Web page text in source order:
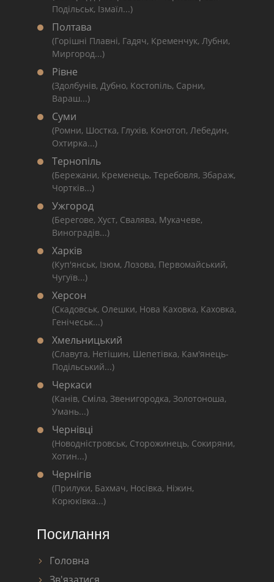
Подільськ, Ізмаїл...)
Полтава
(Горішні Плавні, Гадяч, Кременчук, Лубни,
Миргород...)
Рівне
(Здолбунів, Дубно, Костопіль, Сарни,
Вараш...)
Суми
(Ромни, Шостка, Глухів, Конотоп, Лебедин,
Охтирка...)
Тернопіль
(Бережани, Кременець, Теребовля, Збараж,
Чортків...)
Ужгород
(Берегове, Хуст, Свалява, Мукачеве,
Виноградів...)
Харків
(Куп'янськ, Ізюм, Лозова, Первомайський,
Чугуїв...)
Херсон
(Скадовськ, Олешки, Нова Каховка, Каховка,
Генічеськ...)
Хмельницький
(Славута, Нетішин, Шепетівка, Кам'янець-
Подільський...)
Черкаси
(Канів, Сміла, Звенигородка, Золотоноша,
Умань...)
Чернівці
(Новодністровськ, Сторожинець, Сокиряни,
Хотин...)
Чернігів
(Прилуки, Бахмач, Носівка, Ніжин,
Корюківка...)
Посилання
Головна